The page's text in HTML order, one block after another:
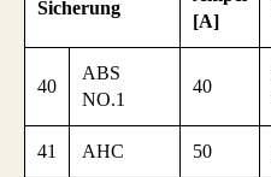
Sicherung
[A]
40
ABS
NO.1
40
41 AHC 50